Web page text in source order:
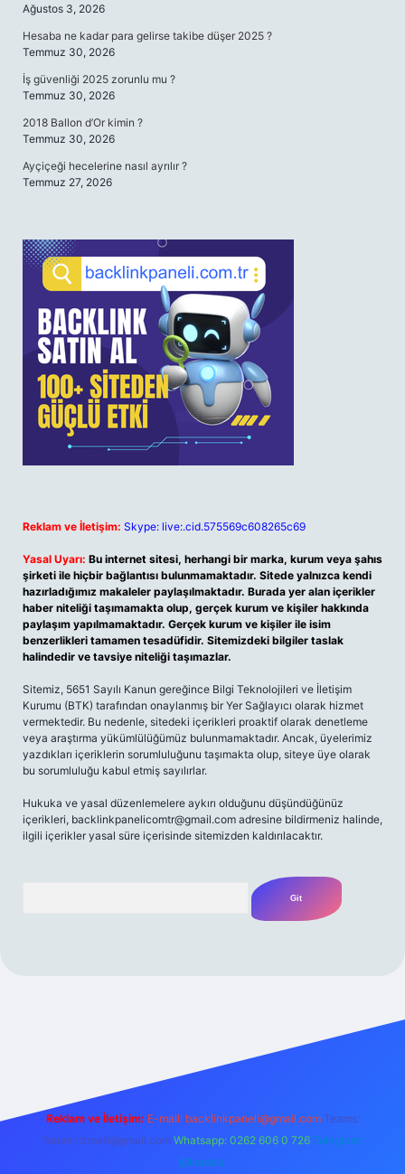
Ağustos 3, 2026
Hesaba ne kadar para gelirse takibe düşer 2025 ?
Temmuz 30, 2026
İş güvenliği 2025 zorunlu mu ?
Temmuz 30, 2026
2018 Ballon d’Or kimin ?
Temmuz 30, 2026
Ayçiçeği hecelerine nasıl ayrılır ?
Temmuz 27, 2026
Reklam ve İletişim: Skype: live:.cid.575569c608265c69
Yasal Uyarı: Bu internet sitesi, herhangi bir marka, kurum veya şahıs
şirketi ile hiçbir bağlantısı bulunmamaktadır. Sitede yalnızca kendi
hazırladığımız makaleler paylaşılmaktadır. Burada yer alan içerikler
haber niteliği taşımamakta olup, gerçek kurum ve kişiler hakkında
paylaşım yapılmamaktadır. Gerçek kurum ve kişiler ile isim
benzerlikleri tamamen tesadüfidir. Sitemizdeki bilgiler taslak
halindedir ve tavsiye niteliği taşımazlar.
Sitemiz, 5651 Sayılı Kanun gereğince Bilgi Teknolojileri ve İletişim
Kurumu (BTK) tarafından onaylanmış bir Yer Sağlayıcı olarak hizmet
vermektedir. Bu nedenle, sitedeki içerikleri proaktif olarak denetleme
veya araştırma yükümlülüğümüz bulunmamaktadır. Ancak, üyelerimiz
yazdıkları içeriklerin sorumluluğunu taşımakta olup, siteye üye olarak
bu sorumluluğu kabul etmiş sayılırlar.
Hukuka ve yasal düzenlemelere aykırı olduğunu düşündüğünüz
içerikleri, backlinkpanelicomtr@gmail.com adresine bildirmeniz halinde,
ilgili içerikler yasal süre içerisinde sitemizden kaldırılacaktır.
Reklam ve İletişim: E-mail: backlinkpaneli@gmail.com Teams:
forumhizmeti@gmail.com Whatsapp: 0262 606 0 726 Telegram:
@karabul